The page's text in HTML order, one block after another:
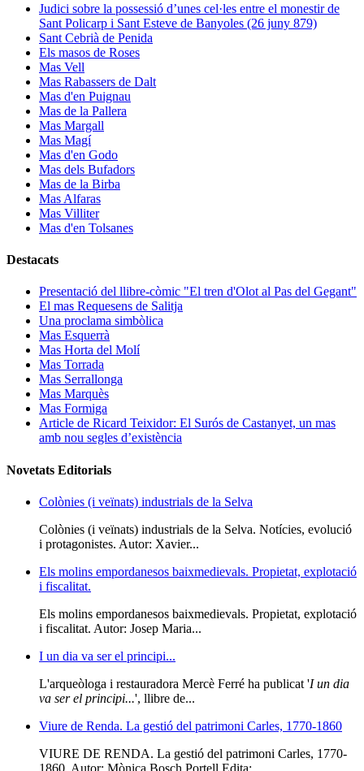
Judici sobre la possessió d’unes cel·les entre el monestir de
Sant Policarp i Sant Esteve de Banyoles (26 juny 879)
Sant Cebrià de Penida
Els masos de Roses
Mas Vell
Mas Rabassers de Dalt
Mas d'en Puignau
Mas de la Pallera
Mas Margall
Mas Magí
Mas d'en Godo
Mas dels Bufadors
Mas de la Birba
Mas Alfaras
Mas Villiter
Mas d'en Tolsanes
Destacats
Presentació del llibre-còmic "El tren d'Olot al Pas del Gegant"
El mas Requesens de Salitja
Una proclama simbòlica
Mas Esquerrà
Mas Horta del Molí
Mas Torrada
Mas Serrallonga
Mas Marquès
Mas Formiga
Article de Ricard Teixidor: El Surós de Castanyet, un mas
amb nou segles d’existència
Novetats Editorials
Colònies (i veïnats) industrials de la Selva
Colònies (i veïnats) industrials de la Selva. Notícies, evolució
i protagonistes. Autor: Xavier...
Els molins empordanesos baixmedievals. Propietat, explotació
i fiscalitat.
Els molins empordanesos baixmedievals. Propietat, explotació
i fiscalitat. Autor: Josep Maria...
I un dia va ser el principi...
L'arqueòloga i restauradora Mercè Ferré ha publicat 'I un dia
va ser el principi...', llibre de...
Viure de Renda. La gestió del patrimoni Carles, 1770-1860
VIURE DE RENDA. La gestió del patrimoni Carles, 1770-
1860. Autor: Mònica Bosch Portell Edita:...